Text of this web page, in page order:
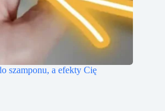
szamponu, a efekty Cię